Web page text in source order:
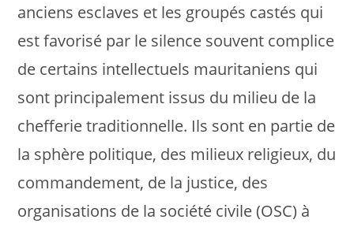
anciens esclaves et les groupés castés qui
est favorisé par le silence souvent complice
de certains intellectuels mauritaniens qui
sont principalement issus du milieu de la
chefferie traditionnelle. Ils sont en partie de
la sphère politique, des milieux religieux, du
commandement, de la justice, des
organisations de la société civile (OSC) à